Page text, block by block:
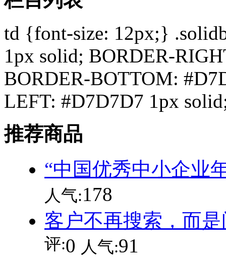
td {font-size: 12px;}
1px solid; BORDER-
BORDER-BOTTOM:
LEFT: #D7D7D7 1px
推荐商品
“中国优秀中小企业
人气:178
客户不再搜索，而
评:0 人气:91